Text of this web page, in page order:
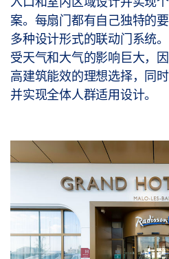
案。每扇门都有自己独特的
多种设计形式的联动门系统
受天气和大气的影响巨大，
高建筑能效的理想选择，同
并实现全体人群适用设计。